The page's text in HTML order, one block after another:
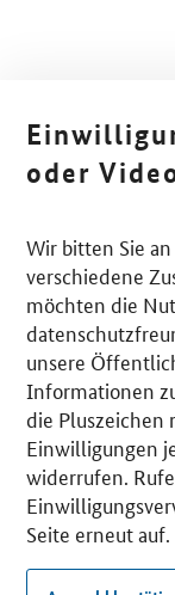
oder
Wir bitten Sie
verschiedene
möchten die
unsere
Informationen
die Pluszeichen
Einwilligungen
widerrufen.
Seite erneut auf.